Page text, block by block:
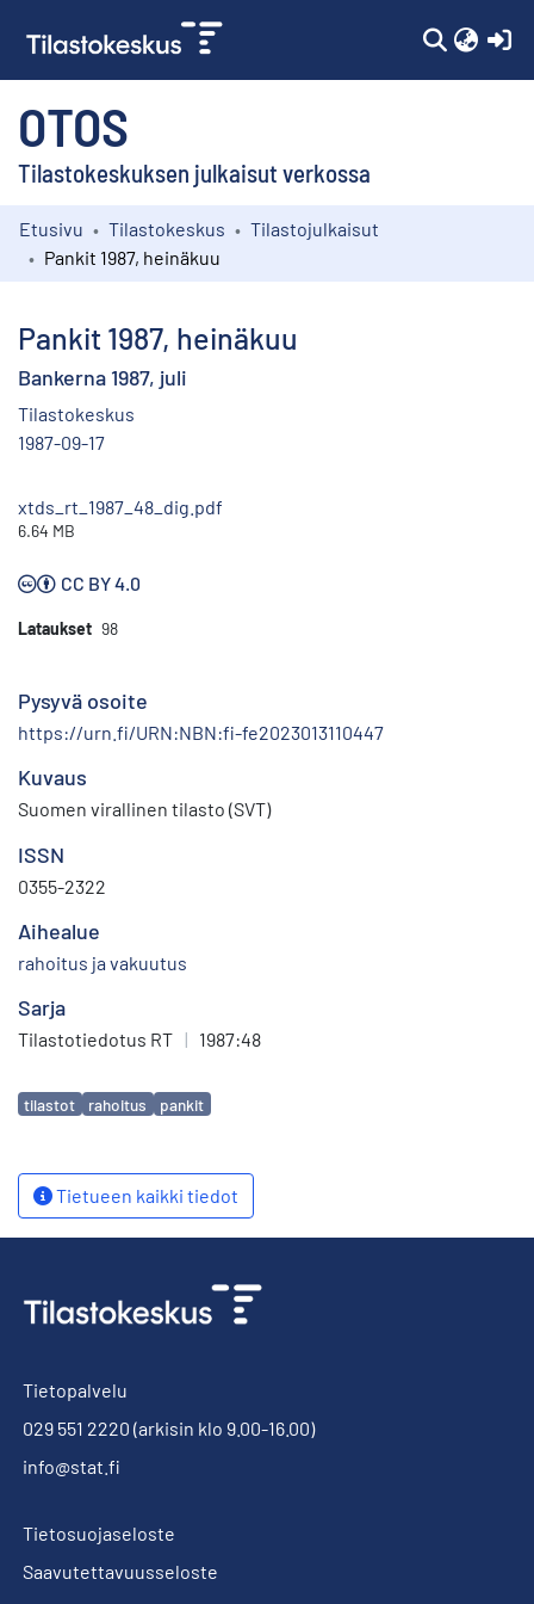
OTOS
Tilastokeskuksen julkaisut verkossa
Kokoelmat
Etusivu Tilastokeskus
Tilastojulkaisut
Pankit 1987, heinäkuu
Pankit 1987, heinäkuu
Bankerna 1987, juli
Tilastokeskus
1987-09-17
xtds_rt_1987_48_dig.pdf
6.64 MB
CC BY 4.0
Lataukset 98
Pysyvä osoite
https://urn.fi/URN:NBN:fi-fe2023013110447
Kuvaus
Suomen virallinen tilasto (SVT)
ISSN
0355-2322
Aihealue
rahoitus ja vakuutus
Sarja
Tilastotiedotus RT | 1987:48
Avainsanat
tilastot rahoitus pankit
Tietueen kaikki tiedot
Tietopalvelu
029 551 2220 (arkisin klo 9.00-16.00)
info@stat.fi
Tietosuojaseloste
Saavutettavuusseloste